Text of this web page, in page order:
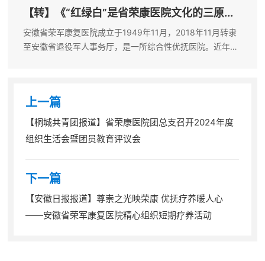
【转】《“红绿白”是省荣康医院文化的三原...
安徽省荣军康复医院成立于1949年11月，2018年11月转隶
至安徽省退役军人事务厅，是一所综合性优抚医院。近年
上一篇
【桐城共青团报道】省荣康医院团总支召开2024年度
组织生活会暨团员教育评议会
下一篇
【安徽日报报道】尊崇之光映荣康 优抚疗养暖人心
——安徽省荣军康复医院精心组织短期疗养活动